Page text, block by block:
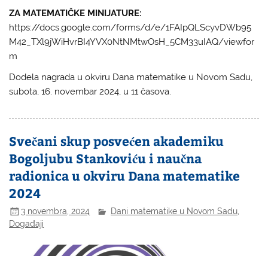
ZA MATEMATIČKE MINIJATURE:
https://docs.google.com/forms/d/e/1FAIpQLScyvDWb95
M42_TXl9jWiHvrBI4YVX0NtNMtwOsH_5CM33uIAQ/viewfor
m
Dodela nagrada u okviru Dana matematike u Novom Sadu,
subota, 16. novembar 2024, u 11 časova.
Svečani skup posvećen akademiku
Bogoljubu Stankoviću i naučna
radionica u okviru Dana matematike
2024
3 novembra, 2024 Dani matematike u Novom Sadu
Događaji